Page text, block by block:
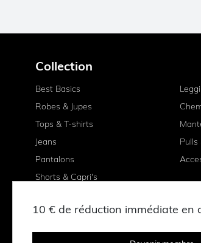
Collection
Best Basics
Robes & Jupes
Tops & T-shirts
Jeans
Pantalons
Shorts & Capri's
Pulls
10 € de réduction immédiate en